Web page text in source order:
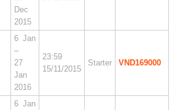
Dec
2015
6 Jan
–
27
Jan
2016
23:59
15/11/2015
Starter VND169000
6 Jan